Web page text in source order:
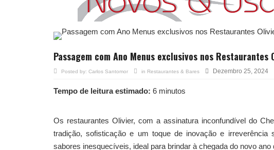
Passagem com Ano Menus exclusivos nos Restaurantes
Posted by: Carlos Santomor in Restaurantes & Bares Dezembro 25, 2024
Tempo de leitura estimado: 6 minutos
Os restaurantes Olivier, com a assinatura inconfundível do
tradição, sofisticação e um toque de inovação e
sabores inesquecíveis, ideal para brindar à chegada do novo